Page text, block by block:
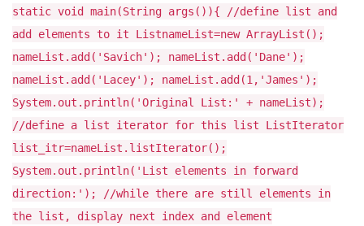
static void main(String args()){ //define list and
add elements to it ListnameList=new ArrayList ();
nameList.add('Savich'); nameList.add('Dane');
nameList.add('Lacey'); nameList.add(1,'James');
System.out.println('Original List:' + nameList);
//define a list iterator for this list ListIterator
list_itr=nameList.listIterator();
System.out.println('List elements in forward
direction:'); //while there are still elements in
the list, display next index and element